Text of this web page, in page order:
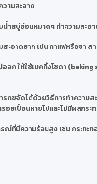
วามสะอาด
น้ำสบู่อ่อนหมาดๆ ทำความสะอ
สะอาดยาก เช่น กาแฟหรือชา
ออก ให้ใช้เบคกิ้งโซดา
รถขจัดได้ด้วยวิธีการทำความ
อยเปื้อนหายไปและไม่มีผลกร
รณ์ที่มีความร้อนสูง เช่น กระท